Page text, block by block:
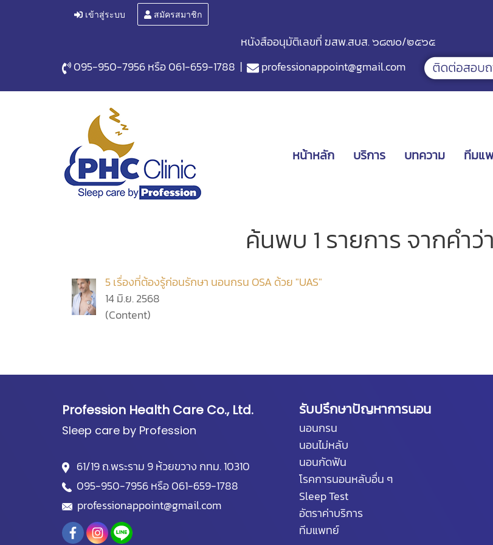
เข้าสู่ระบบ สมัครสมาชิก
หนังสืออนุมัติเลขที่ ฆสพ.สบส. ๖๘๗๐/๒๕๖๕
095-950-7956หรือ061-659-1788 | professionappoint@gmail.com
หน้าหลัก บริการ บทความ ทีมแ
ค้นพบ 1 รายการ จากคำว่
5 เรื่องที่ต้องรู้ก่อนรักษา นอนกรน OSA ด้วย "UAS"
14 มิ.ย. 2568
(Content)
Profession Health Care Co., Ltd.
Sleep care by Profession
61/19 ถ.พระราม 9 ห้วยขวาง กทม. 10310
095-950-7956หรือ061-659-1788
professionappoint@gmail.com
รับปรึกษาปัญหาการนอน
นอนกรน
นอนไม่หลับ
นอนกัดฟัน
โรคการนอนหลับอื่น ๆ
Sleep Test
อัตราค่าบริการ
ทีมแพทย์